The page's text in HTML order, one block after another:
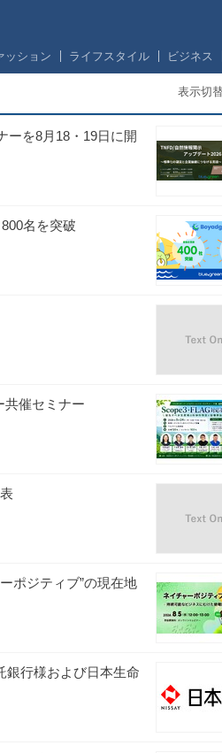
ッション ライフスタイル ビジネス
表示切
ーを8月18・19日に開
名を突破
共催セミナー
ポジティブ”の現在地
銀行様および日本生命